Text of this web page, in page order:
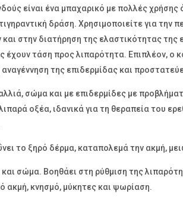
είναι ένα μπαχαρικό με πολλές
δράση. Χρησιμοποιείτε για
στην διατήρηση της ελαστικότητας
έχουν τάση προς λιπαρότητα. Επιπλέον, ο
της επιδερμίδας και
σώμα και με επιδερμίδες με
οξέα, ιδανικά για τη θεραπεία του
το ξηρό δέρμα, καταπολεμά την ακμή,
σώμα. Βοηθάει στη ρύθμιση της
ακμή, κνησμό, μύκητες και ψωρίαση.